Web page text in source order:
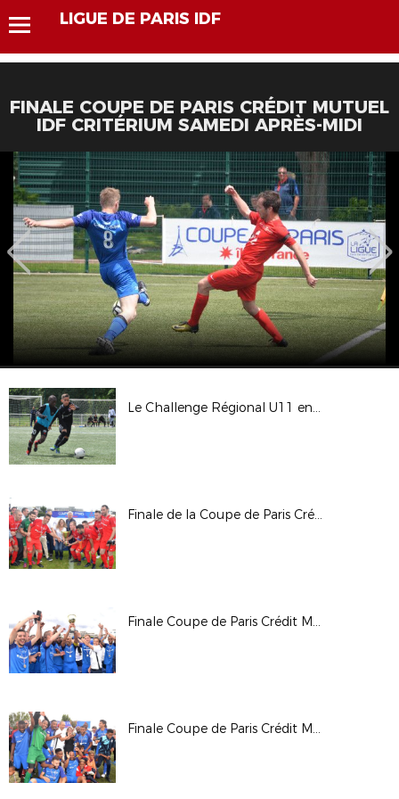
LIGUE DE PARIS IDF
FINALE COUPE DE PARIS CRÉDIT MUTUEL
IDF CRITÉRIUM SAMEDI APRÈS-MIDI
Le Challenge Régional U11 en images
Finale de la Coupe de Paris Crédit Mutuel IDF CDM
Finale Coupe de Paris Crédit Mutuel IDF Foot Entreprise Samedi Après-Midi
Finale Coupe de Paris Crédit Mutuel IDF Anciens